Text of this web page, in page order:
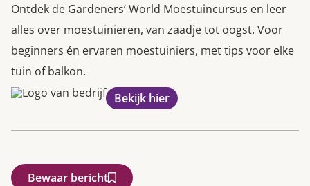
Ontdek de Gardeners’ World Moestuincursus en leer
alles over moestuinieren, van zaadje tot oogst. Voor
beginners én ervaren moestuiniers, met tips voor elke
tuin of balkon.
Bekijk hier
Bewaar bericht